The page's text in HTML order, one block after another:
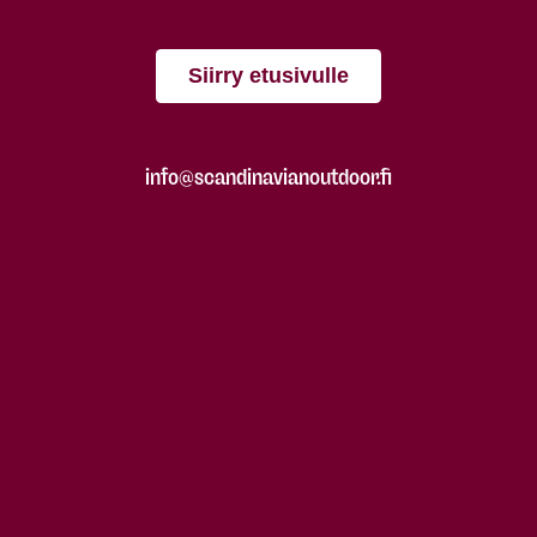
Siirry etusivulle
info@scandinavianoutdoor.fi